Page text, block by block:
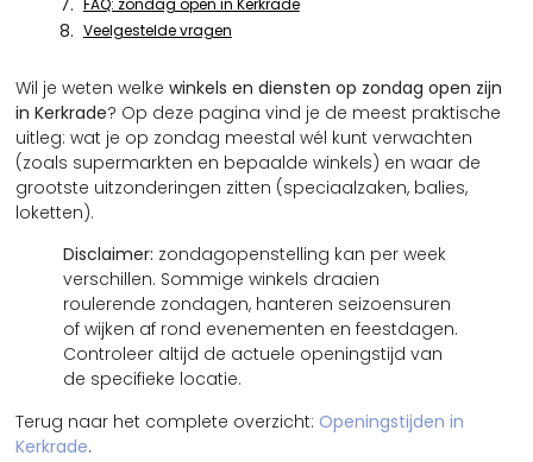
Wil je weten welkewinkels en diensten op zondag open zijn
in Kerkrade? Op deze pagina vind je de meest praktische
uitleg: wat je op zondag meestal wél kunt verwachten
(zoals supermarkten en bepaalde winkels) en waar de
grootste uitzonderingen zitten (speciaalzaken, balies,
loketten).
Disclaimer: zondagopenstelling kan per week
verschillen. Sommige winkels draaien
roulerende zondagen, hanteren seizoensuren
of wijken af rond evenementen en feestdagen.
Controleer altijd de actuele openingstijd van
de specifieke locatie.
Terug naar het complete overzicht: Openingstijden in
Kerkrade.
FAQ: zondag open in Kerkrade
Veelgestelde vragen